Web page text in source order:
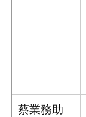
蔡業務助